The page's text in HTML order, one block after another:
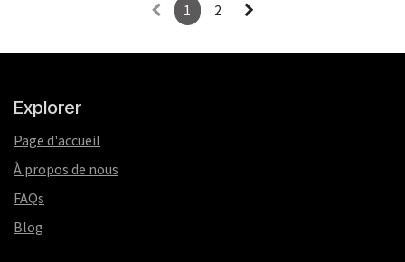
1 2
Explorer
Page d'accueil
À propos de nous
FAQs
Blog